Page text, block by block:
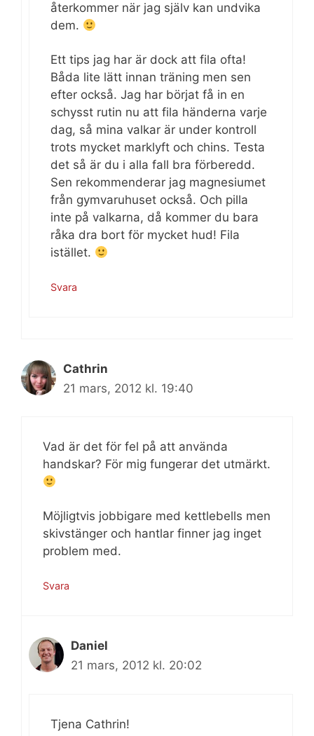
återkommer när jag själv kan undvika
dem.
Ett tips jag har är dock att fila ofta!
Båda lite lätt innan träning men sen
efter också. Jag har börjat få in en
schysst rutin nu att fila händerna varje
dag, så mina valkar är under kontroll
trots mycket marklyft och chins. Testa
det så är du i alla fall bra förberedd.
Sen rekommenderar jag magnesiumet
från gymvaruhuset också. Och pilla
inte på valkarna, då kommer du bara
råka dra bort för mycket hud! Fila
istället.
Svara
Cathrin
21 mars, 2012 kl. 19:40
Vad är det för fel på att använda
handskar? För mig fungerar det utmärkt.
Möjligtvis jobbigare med kettlebells men
skivstänger och hantlar finner jag inget
problem med.
Svara
Daniel
21 mars, 2012 kl. 20:02
Tjena Cathrin!